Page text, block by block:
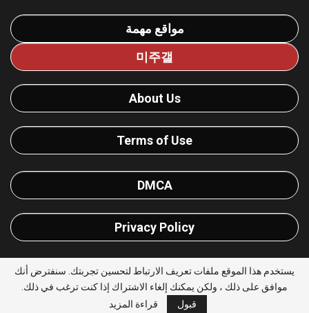
مواقع مهمة
미주갤
About Us
Terms of Use
DMCA
Privacy Policy
© 2026 - يلا شووت للترددات. All Rights Reserved. |
يستخدم هذا الموقع ملفات تعريف الارتباط لتحسين تجربتك. سنفترض أنك
موافق على ذلك ، ولكن يمكنك إلغاء الاشتراك إذا كنت ترغب في ذلك.
قبول
قراءة المزيد